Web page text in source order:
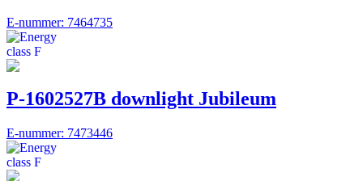
E-nummer: 7464735
P-1602527B downlight Jubileum
E-nummer: 7473446